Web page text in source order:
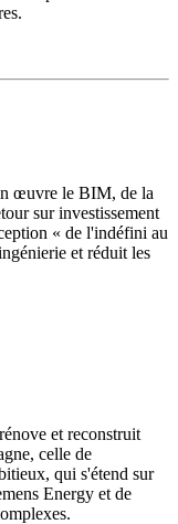
œuvre le BIM, de la
sur investissement
« de l'indéfini au
et réduit les
et reconstruit
celle de
qui s'étend sur
Energy et de